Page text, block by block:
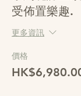
受佈置樂趣.
更多資訊
價格